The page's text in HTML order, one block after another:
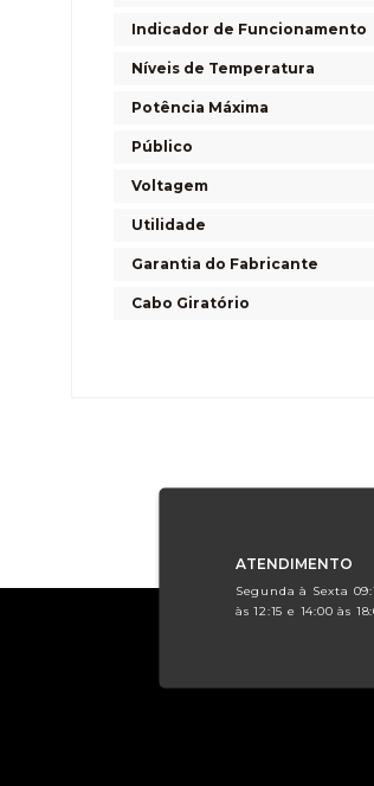
Indicador de Funcionamento
Níveis de Temperatura
Potência Máxima
Público
Voltagem
Utilidade
Garantia do Fabricante
Cabo Giratório
ATENDIMENTO
Segunda à Sexta
às 12:15 e 14:00 às